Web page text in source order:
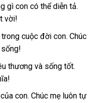
gì con có thể diễn tả.
vời!
cuộc đời con. Chúc
thương và sống tốt.
con. Chúc mẹ luôn tự